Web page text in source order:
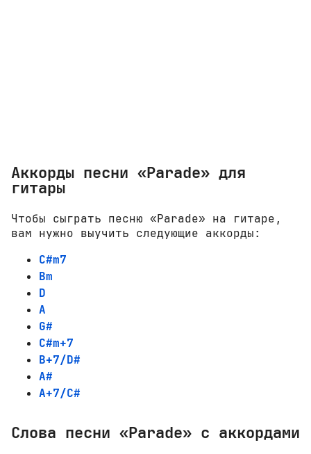
Аккорды песни «Parade» для
гитары
Чтобы сыграть песню «Parade» на гитаре,
вам нужно выучить следующие аккорды:
C#m7
Bm
D
A
G#
C#m+7
B+7/D#
A#
A+7/C#
Слова песни «Parade» с аккордами